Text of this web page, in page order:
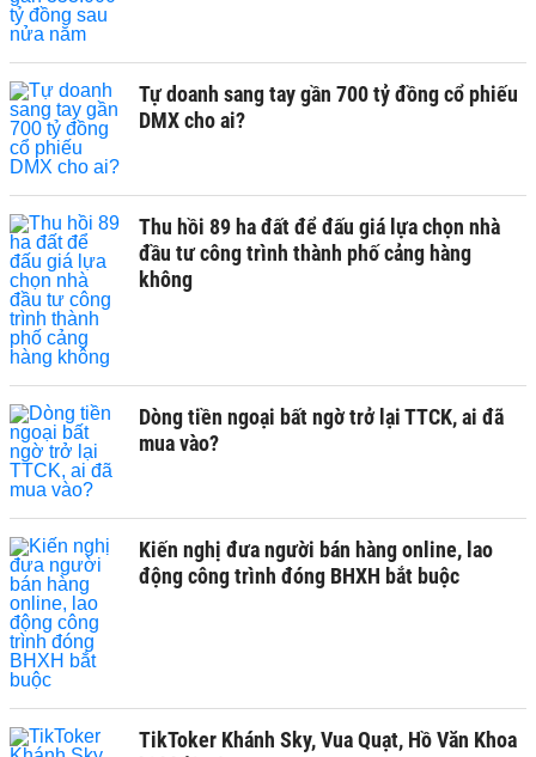
Tự doanh sang tay gần 700 tỷ đồng cổ phiếu
DMX cho ai?
Thu hồi 89 ha đất để đấu giá lựa chọn nhà
đầu tư công trình thành phố cảng hàng
không
Dòng tiền ngoại bất ngờ trở lại TTCK, ai đã
mua vào?
Kiến nghị đưa người bán hàng online, lao
động công trình đóng BHXH bắt buộc
TikToker Khánh Sky, Vua Quạt, Hồ Văn Khoa